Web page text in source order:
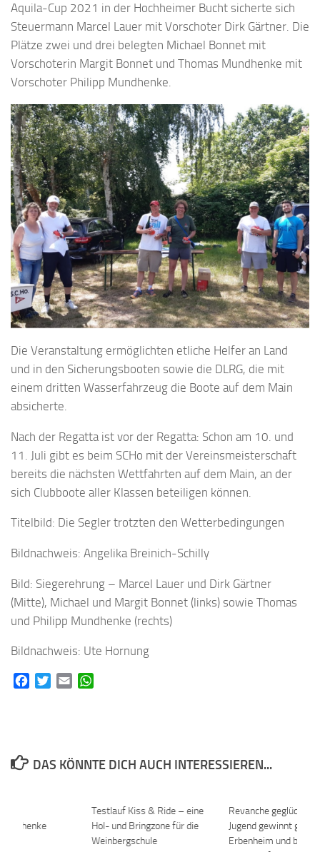
Aquila-Cup 2021 in der Hochheimer Bucht sicherte sich
Steuermann Marcel Lauer mit Vorschoter Dirk Gärtner. Die
Plätze zwei und drei belegten Michael Bonnet mit
Vorschoterin Margit Bonnet und Thomas Mundhenke mit
Vorschoter Philipp Mundhenke.
Die Veranstaltung ermöglichten etliche Helfer an Land
und in den Sicherungsbooten sowie die DLRG, die mit
einem dritten Wasserfahrzeug die Boote auf dem Main
absicherte.
Nach der Regatta ist vor der Regatta: Schon am 10. und
11. Juli gibt es beim SCHo mit der Vereinsmeisterschaft
bereits die nächsten Wettfahrten auf dem Main, an der
sich Clubboote aller Klassen beteiligen können.
Titelbild: Die Segler trotzten den Wetterbedingungen
Bildnachweis: Angelika Breinich-Schilly
Bild: Siegerehrung – Marcel Lauer und Dirk Gärtner
(Mitte), Michael und Margit Bonnet (links) sowie Thomas
und Philipp Mundhenke (rechts)
Bildnachweis: Ute Hornung
FacebookTwitterEmail
DAS KÖNNTE DICH AUCH INTERESSIEREN...
Testlauf Kiss & Ride – eine
Hol- und Bringzone für die
Weinbergschule
Revanche geglückt –
Jugend gewinnt
Erbenheim und